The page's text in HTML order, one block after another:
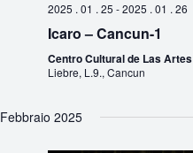
2025 . 01 . 25 -2025 . 01 . 26
Icaro – Cancun-1
Centro Cultural de Las Artes
Liebre, L.9., Cancun
Febbraio 2025